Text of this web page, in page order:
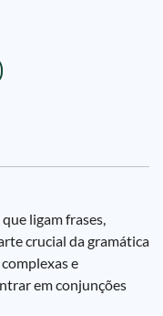
ligam frases,
crucial da gramática
e
em conjunções